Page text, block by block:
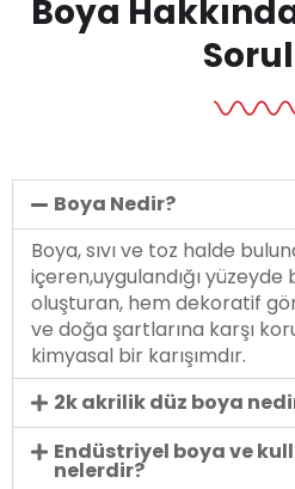
Boya
Boya Nedir?
Boya, sıvı ve toz halde
içeren,uygulandığı
oluşturan, hem dekoratif
ve doğa şartlarına karşı
kimyasal bir karışımdır.
2k akrilik düz boya
Endüstriyel boya ve
nelerdir?